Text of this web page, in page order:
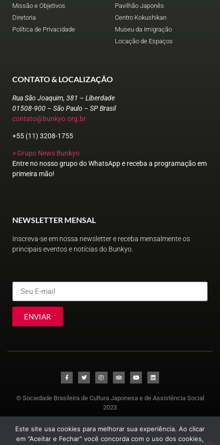
Missão e Objetivos
Diretoria
Política de Privacidade
Pavilhão Japonês
Centro Kokushikan
Museu da Imigração
Locação de Espaços
CONTATO & LOCALIZAÇÃO
Rua São Joaquim, 381 – Liberdade
01508-900 – São Paulo – SP Brasil
contato@bunkyo.org.br
+55 (11) 3208-1755
> Grupo News Bunkyo
Entre no nosso grupo do WhatsApp e receba a programação em
primeira mão!
NEWSLETTER MENSAL
Inscreva-se em nossa newsletter e receba mensalmente os
principais eventos e notícias do Bunkyo.
ENVIAR
© Sociedade Brasileira de Cultura Japonesa e de Assistência Social
2023
Este site usa cookies para melhorar sua experiência. Ao clicar
em "Aceitar e Fechar" você concorda com o uso dos cookies,